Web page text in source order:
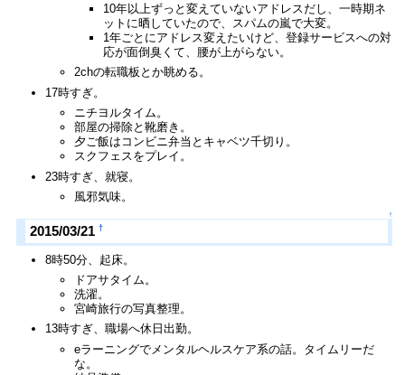
10年以上ずっと変えていないアドレスだし、一時期ネ
ットに晒していたので、スパムの嵐で大変。
1年ごとにアドレス変えたいけど、登録サービスへの対
応が面倒臭くて、腰が上がらない。
2chの転職板とか眺める。
17時すぎ。
ニチヨルタイム。
部屋の掃除と靴磨き。
夕ご飯はコンビニ弁当とキャベツ千切り。
スクフェスをプレイ。
23時すぎ、就寝。
風邪気味。
↑
2015/03/21 †
8時50分、起床。
ドアサタイム。
洗濯。
宮崎旅行の写真整理。
13時すぎ、職場へ休日出勤。
eラーニングでメンタルヘルスケア系の話。タイムリーだ
な。